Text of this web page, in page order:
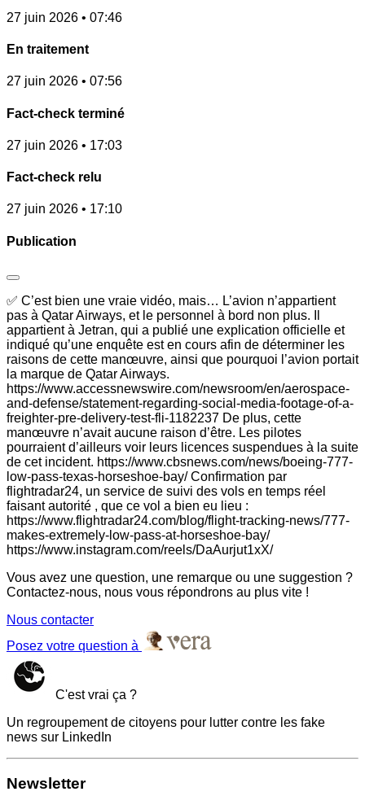
27 juin 2026 • 07:46
En traitement
27 juin 2026 • 07:56
Fact-check terminé
27 juin 2026 • 17:03
Fact-check relu
27 juin 2026 • 17:10
Publication
✅ C’est bien une vraie vidéo, mais… L’avion n’appartient
pas à Qatar Airways, et le personnel à bord non plus. Il
appartient à Jetran, qui a publié une explication officielle et
indiqué qu’une enquête est en cours afin de déterminer les
raisons de cette manœuvre, ainsi que pourquoi l’avion portait
la marque de Qatar Airways.
https://www.accessnewswire.com/newsroom/en/aerospace-
and-defense/statement-regarding-social-media-footage-of-a-
freighter-pre-delivery-test-fli-1182237 De plus, cette
manœuvre n’avait aucune raison d’être. Les pilotes
pourraient d’ailleurs voir leurs licences suspendues à la suite
de cet incident. https://www.cbsnews.com/news/boeing-777-
low-pass-texas-horseshoe-bay/ Confirmation par
flightradar24, un service de suivi des vols en temps réel
faisant autorité , que ce vol a bien eu lieu :
https://www.flightradar24.com/blog/flight-tracking-news/777-
makes-extremely-low-pass-at-horseshoe-bay/
https://www.instagram.com/reels/DaAurjut1xX/
Vous avez une question, une remarque ou une suggestion ?
Contactez-nous, nous vous répondrons au plus vite !
Nous contacter
Posez votre question à
C'est vrai ça ?
Un regroupement de citoyens pour lutter contre les fake
news sur LinkedIn
Newsletter